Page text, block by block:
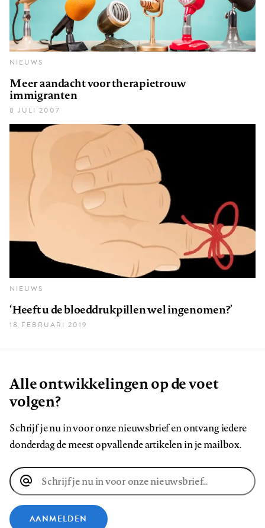
NIEUWS
Meer aandacht voor therapietrouw
immigranten
8 JULI 2007
NIEUWS
‘Heeft u de bloeddrukpillen wel ingenomen?’
18 FEBRUARI 2019
Alle ontwikkelingen op de voet
volgen?
Schrijf je nu in voor onze nieuwsbrief en ontvang iedere
donderdag de meest opvallende artikelen in je mailbox.
E-
mailadres
AANMELDEN